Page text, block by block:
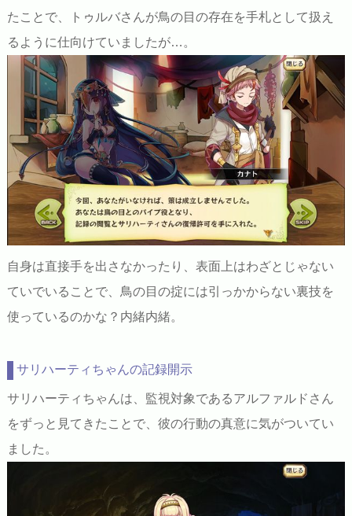
たことで、トゥルバさんが鳥の目の存在を手札として扱え
るように仕向けていましたが…。
自身は直接手を出さなかったり、表面上はわざとじゃない
ていでいることで、鳥の目の掟には引っかからない裏技を
使っているのかな？内緒内緒。
サリハーティちゃんの記録開示
サリハーティちゃんは、監視対象であるアルファルドさん
をずっと見てきたことで、彼の行動の真意に気がついてい
ました。